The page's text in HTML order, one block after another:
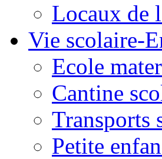
Locaux de
Vie scolaire-
Ecole
Cantine
Transports
Petite